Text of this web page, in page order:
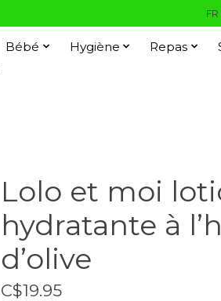
FR
Bébé Hygiène Repas
Lolo et moi
hydratante à
d’olive
C$19.95